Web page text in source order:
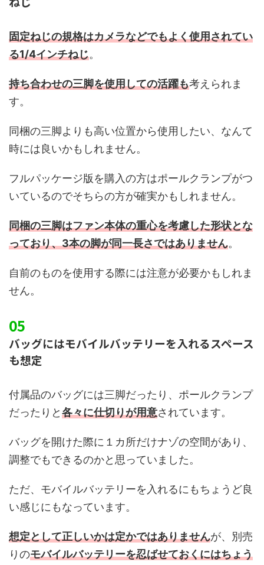
固定ねじの規格はカメラなどでもよく使用されてい
る1/4インチねじ。
持ち合わせの三脚を使用しての活躍も考えられま
す。
同梱の三脚よりも高い位置から使用したい、なんて
時には良いかもしれません。
フルパッケージ版を購入の方はポールクランプがつ
いているのでそちらの方が確実かもしれません。
同梱の三脚はファン本体の重心を考慮した形状とな
っており、3本の脚が同一長さではありません。
自前のものを使用する際には注意が必要かもしれま
せん。
バッグにはモバイルバッテリーを入れるスペース
も想定
付属品のバッグには三脚だったり、ポールクランプ
だったりと各々に仕切りが用意されています。
バッグを開けた際に１カ所だけナゾの空間があり、
調整でもできるのかと思っていました。
ただ、モバイルバッテリーを入れるにもちょうど良
い感じにもなっています。
想定として正しいかは定かではありませんが、別売
りのモバイルバッテリーを忍ばせておくにはちょう